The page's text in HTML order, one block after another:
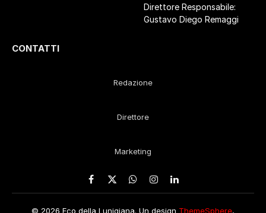
Direttore Responsabile:
Gustavo Diego Remaggi
CONTATTI
Redazione
Direttore
Marketing
Facebook
X
WhatsApp
Instagram
LinkedIn
© 2026 Eco della Lunigiana. Un design ThemeSphere,